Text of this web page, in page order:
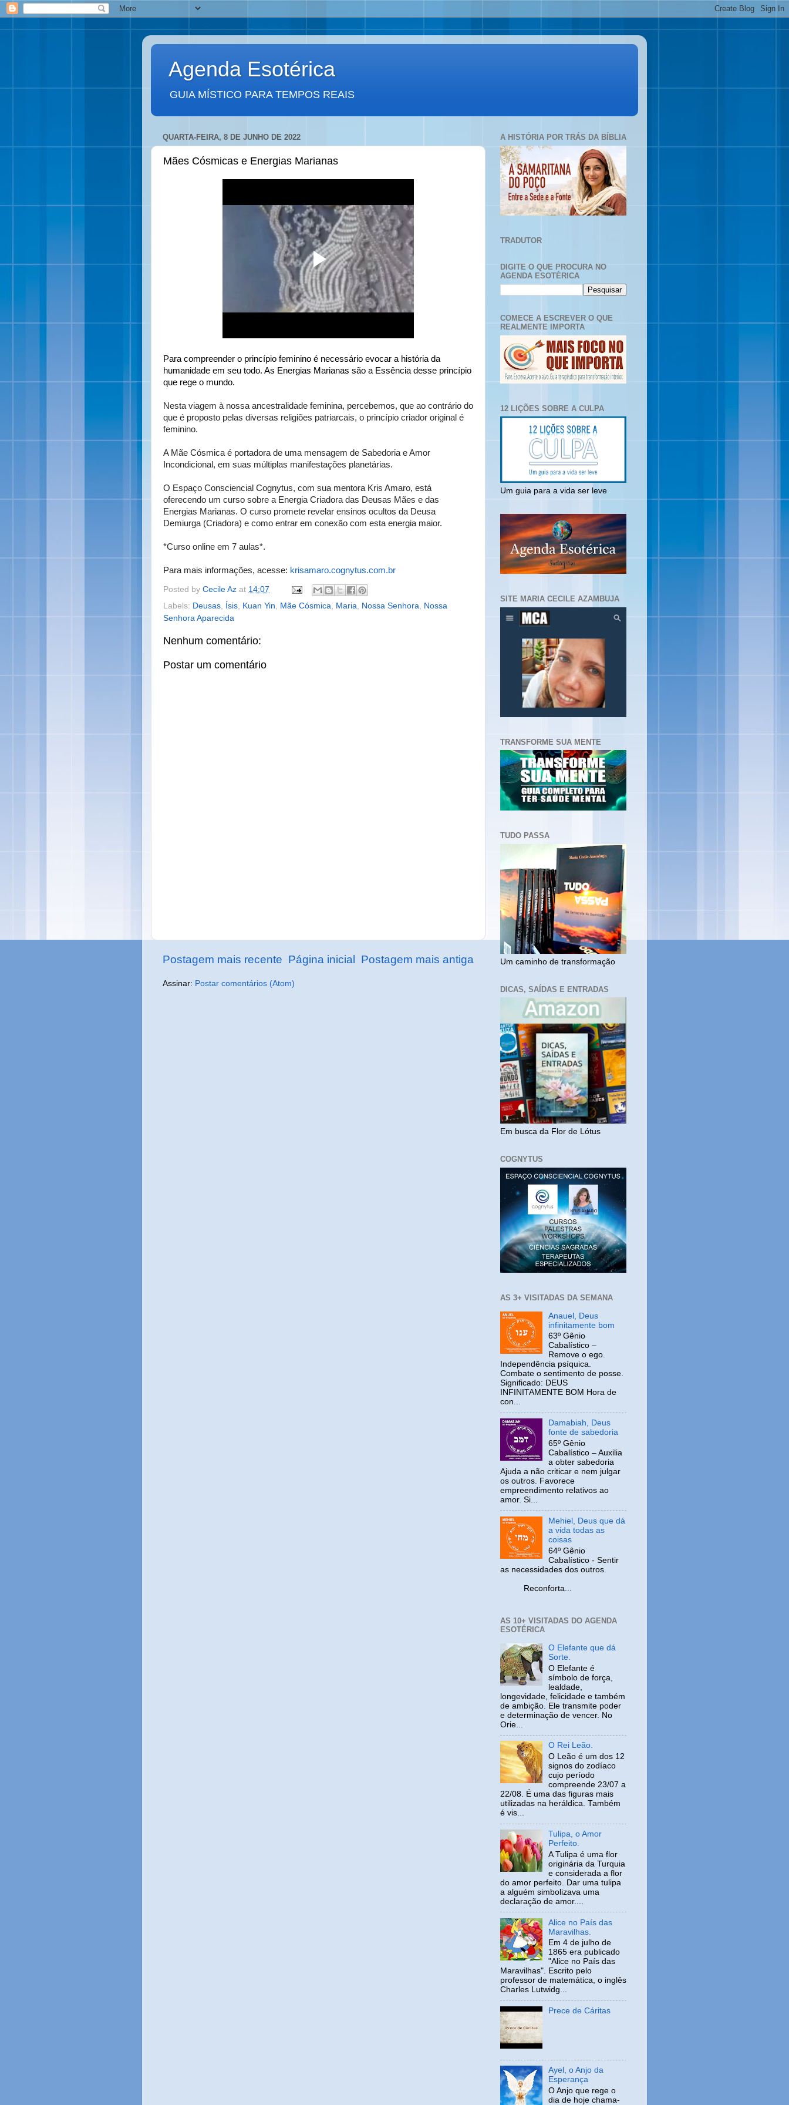
Agenda Esotérica
GUIA MÍSTICO PARA TEMPOS REAIS
QUARTA-FEIRA, 8 DE JUNHO DE 2022
Mães Cósmicas e Energias Marianas
Para compreender o princípio feminino é necessário evocar a história da
humanidade em seu todo. As Energias Marianas são a Essência desse princípio
que rege o mundo.
Nesta viagem à nossa ancestralidade feminina, percebemos, que ao contrário do
que é proposto pelas diversas religiões patriarcais, o princípio criador original é
feminino.
A Mãe Cósmica é portadora de uma mensagem de Sabedoria e Amor
Incondicional, em suas múltiplas manifestações planetárias.
O Espaço Consciencial Cognytus, com sua mentora Kris Amaro, está
oferecendo um curso sobre a Energia Criadora das Deusas Mães e das
Energias Marianas. O curso promete revelar ensinos ocultos da Deusa
Demiurga (Criadora) e como entrar em conexão com esta energia maior.
*Curso online em 7 aulas*.
Para mais informações, acesse: krisamaro.cognytus.com.br
Posted by Cecile Az at 14:07
Labels: Deusas Ísis Kuan Yin Mãe Cósmica Maria Nossa Senhora
Nossa
Senhora Aparecida
Nenhum comentário:
Postar um comentário
Postagem mais recente Postagem mais antiga
Página inicial
Assinar: Postar comentários (Atom)
A HISTÓRIA POR TRÁS DA BÍBLIA
TRADUTOR
DIGITE O QUE PROCURA NO
AGENDA ESOTÉRICA
COMECE A ESCREVER O QUE
REALMENTE IMPORTA
12 LIÇÕES SOBRE A CULPA
Um guia para a vida ser leve
SITE MARIA CECILE AZAMBUJA
TRANSFORME SUA MENTE
TUDO PASSA
Um caminho de transformação
DICAS, SAÍDAS E ENTRADAS
Em busca da Flor de Lótus
COGNYTUS
AS 3+ VISITADAS DA SEMANA
Anauel, Deus
infinitamente bom
63º Gênio
Cabalístico –
Remove o ego.
Independência psíquica.
Combate o sentimento de posse.
Significado: DEUS
INFINITAMENTE BOM Hora de
con...
Damabiah, Deus
fonte de sabedoria
65º Gênio
Cabalístico – Auxilia
a obter sabedoria
Ajuda a não criticar e nem julgar
os outros. Favorece
empreendimento relativos ao
amor. Si...
Mehiel, Deus que dá
a vida todas as
coisas
64º Gênio
Cabalístico - Sentir
as necessidades dos outros.
Reconforta...
AS 10+ VISITADAS DO AGENDA
ESOTÉRICA
O Elefante que dá
Sorte.
O Elefante é
símbolo de força,
lealdade,
longevidade, felicidade e também
de ambição. Ele transmite poder
e determinação de vencer. No
Orie...
O Rei Leão.
O Leão é um dos 12
signos do zodíaco
cujo período
compreende 23/07 a
22/08. É uma das figuras mais
utilizadas na heráldica. Também
é vis...
Tulipa, o Amor
Perfeito.
A Tulipa é uma flor
originária da Turquia
e considerada a flor
do amor perfeito. Dar uma tulipa
a alguém simbolizava uma
declaração de amor....
Alice no País das
Maravilhas.
Em 4 de julho de
1865 era publicado
"Alice no País das
Maravilhas". Escrito pelo
professor de matemática, o inglês
Charles Lutwidg...
Prece de Cáritas
Ayel, o Anjo da
Esperança
O Anjo que rege o
dia de hoje chama-